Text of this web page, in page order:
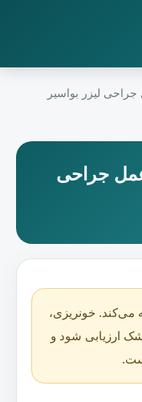
لیزر بواسیر
جراحی
می‌کند. خونریزی،
ارزیابی شود و